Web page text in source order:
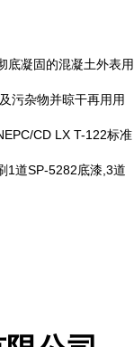
底凝固的混凝土外表用
污杂物并晾干再用用
CD LX T-122标准
1道SP-5282底漆 ,3道